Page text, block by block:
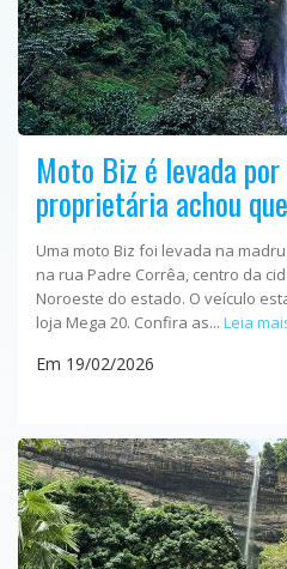
Moto Biz é levada
proprietária achou
Uma moto Biz foi levada na
na rua Padre Corrêa, centro da
Noroeste do estado. O veículo
loja Mega 20. Confira as... Leia
Em 19/02/2026